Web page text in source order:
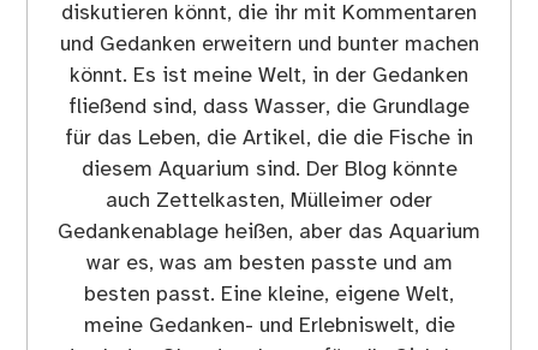
diskutieren könnt, die ihr mit Kommentaren
und Gedanken erweitern und bunter machen
könnt. Es ist meine Welt, in der Gedanken
fließend sind, dass Wasser, die Grundlage
für das Leben, die Artikel, die die Fische in
diesem Aquarium sind. Der Blog könnte
auch Zettelkasten, Mülleimer oder
Gedankenablage heißen, aber das Aquarium
war es, was am besten passte und am
besten passt. Eine kleine, eigene Welt,
meine Gedanken- und Erlebniswelt, die